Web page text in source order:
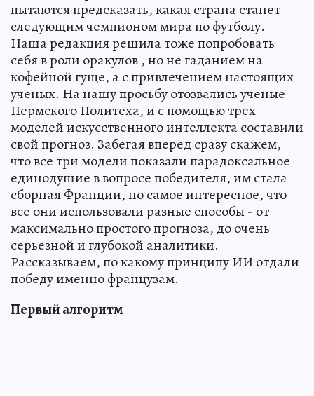
пытаются предсказать, какая страна станет
следующим чемпионом мира по футболу.
Наша редакция решила тоже попробовать
себя в роли оракулов , но не гаданием на
кофейной гуще, а с привлечением настоящих
ученых. На нашу просьбу отозвались ученые
Пермского Политеха, и с помощью трех
моделей искусственного интеллекта составили
свой прогноз. Забегая вперед сразу скажем,
что все три модели показали парадоксальное
единодушие в вопросе победителя, им стала
сборная Франции, но самое интересное, что
все они использовали разные способы - от
максимально простого прогноза, до очень
серьезной и глубокой аналитики.
Рассказываем, по какому принципу ИИ отдали
победу именно французам.
Первый алгоритм